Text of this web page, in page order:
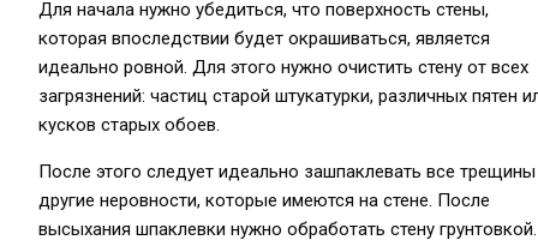
Для начала нужно убедиться, что поверхность стены,
которая впоследствии будет окрашиваться, является
идеально ровной. Для этого нужно очистить стену от всех
загрязнений: частиц старой штукатурки, различных пятен
кусков старых обоев.
После этого следует идеально зашпаклевать все
другие неровности, которые имеются на стене. После
высыхания шпаклевки нужно обработать стену грунтовкой.